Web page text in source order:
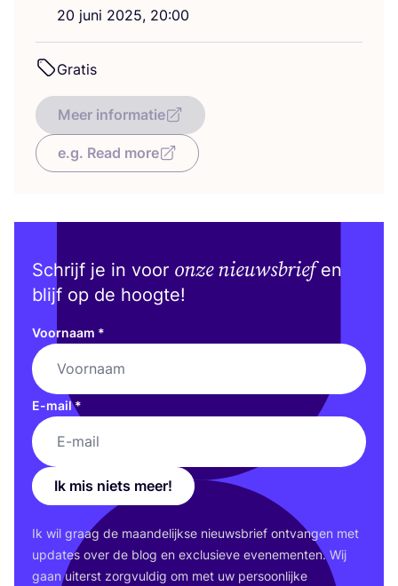
20 juni 2025, 20:00
Gra­tis
Meer informatie
e.g. Read more
Schrijf je in voor onze nieuwsbriefen
blijf op de hoogte!
Voornaam *
E-mail*
Ik mis niets meer!
Ik wil graag de maan­de­lijk­se nieuws­brief ont­van­gen met
upda­tes over de blog en exclu­sie­ve eve­ne­men­ten. Wij
gaan uiterst zorg­vul­dig om met uw per­soon­lij­ke